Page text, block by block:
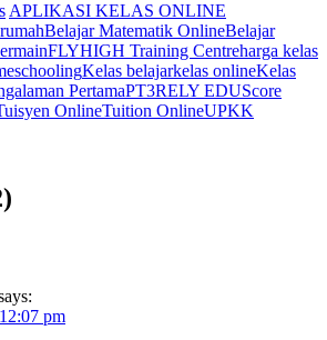
APLIKASI KELAS ONLINE
Belajar Matematik OnlineBelajar
FLYHIGH Training Centreharga kelas
Kelas belajarkelas onlineKelas
PertamaPT3RELY EDUScore
OnlineTuition OnlineUPKK
pm